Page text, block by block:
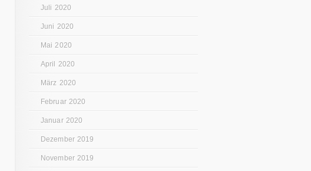
Juli 2020
Juni 2020
Mai 2020
April 2020
März 2020
Februar 2020
Januar 2020
Dezember 2019
November 2019